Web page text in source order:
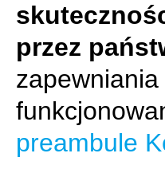
przez
zapewniania
preambule